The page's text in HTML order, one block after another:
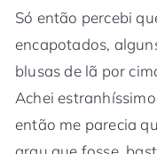
Só então percebi
encapotados,
blusas de lã por
Achei
então me parecia